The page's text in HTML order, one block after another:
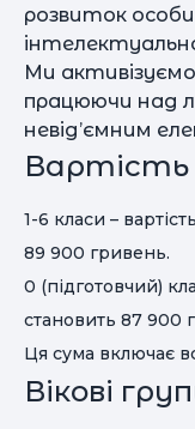
розвиток
Ми активізуємо
працюючи над
невід’ємним
Вартість
1-6 класи –
89 900 гривень.
0 (підготовчий)
становить 87 900
Ця сума включає
Вікові